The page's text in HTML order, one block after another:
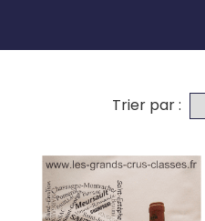
Trier par :